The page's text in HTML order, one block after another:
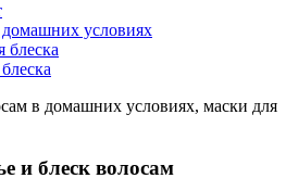
условиях
блеска
и блеск волосам